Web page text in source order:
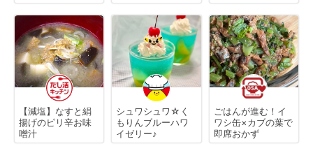
【減塩】なすと絹
揚げのピリ辛お味
噌汁
シュワシュワ☆く
もりんブルーハワ
イゼリー♪
ごはんが進む！イ
ワシ缶×カブの葉で
即席おかず